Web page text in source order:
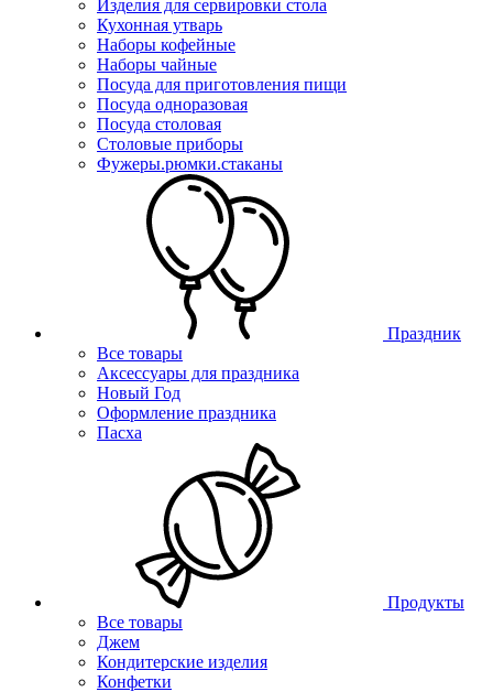
Изделия для сервировки стола
Кухонная утварь
Наборы кофейные
Наборы чайные
Посуда для приготовления пищи
Посуда одноразовая
Посуда столовая
Столовые приборы
Фужеры.рюмки.стаканы
Праздник
Все товары
Аксессуары для праздника
Новый Год
Оформление праздника
Пасха
Продукты
Все товары
Джем
Кондитерские изделия
Конфетки